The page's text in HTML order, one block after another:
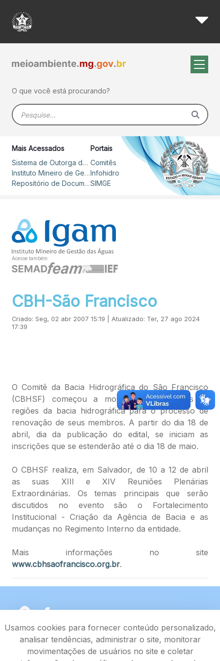
Pular para o Conteúdo principal
CBH-São Francisco - Igam
O que você está procurando?
Barra de busca
Mais Acessados
Sistema de Outorga de Direito de Uso de Recursos Hídricos – SOUT
Instituto Mineiro de Gestão das Águas
Repositório de Documentos
Portais
Comitês
Infohidro
SIMGE
Acesse também
CBH-São Francisco
Criado: Seg, 02 abr 2007 15:19 | Atualizado: Ter, 27 ago 2024
17:39
O Comitê da Bacia Hidrográfica do São Francisco
(CBHSF) começou a mobilização em todas as
regiões da bacia hidrográfica para o processo de
renovação de seus membros. A partir do dia 18 de
abril, dia da publicação do edital, se iniciam as
inscrições que se estenderão até o dia 18 de maio.
O CBHSF realiza, em Salvador, de 10 a 12 de abril
as suas XIII e XIV Reuniões Plenárias
Extraordinárias. Os temas principais que serão
discutidos no evento são o Fortalecimento
Institucional - Criação da Agência de Bacia e as
mudanças no Regimento Interno da entidade.
Mais informações no site
www.cbhsaofrancisco.org.br.
Usamos cookies para fornecer conteúdo personalizado,
analisar tendências, administrar o site, monitorar
movimentações de usuários no site e coletar